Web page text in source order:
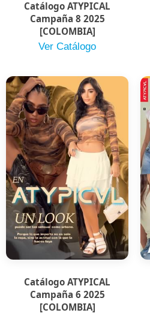
Catálogo ATYPICAL
Campaña 8 2025
[COLOMBIA]
Ver Catálogo
Catálogo ATYPICAL
Campaña 6 2025
[COLOMBIA]